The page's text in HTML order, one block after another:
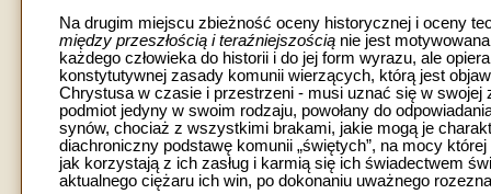
Na drugim miejscu zbieżność oceny historycznej i oceny
między przeszłością i teraźniejszością nie jest
każdego człowieka do historii i do jej form wyrazu, ale
konstytutywnej zasady komunii wierzących, którą jest
Chrystusa w czasie i przestrzeni - musi uznać się w
podmiot jedyny w swoim rodzaju, powołany do
synów, chociaż z wszystkimi brakami, jakie mogą je
diachroniczny podstawę komunii „świętych”, na mocy
jak korzystają z ich zasług i karmią się ich świadectwem
aktualnego ciężaru ich win, po dokonaniu uważnego